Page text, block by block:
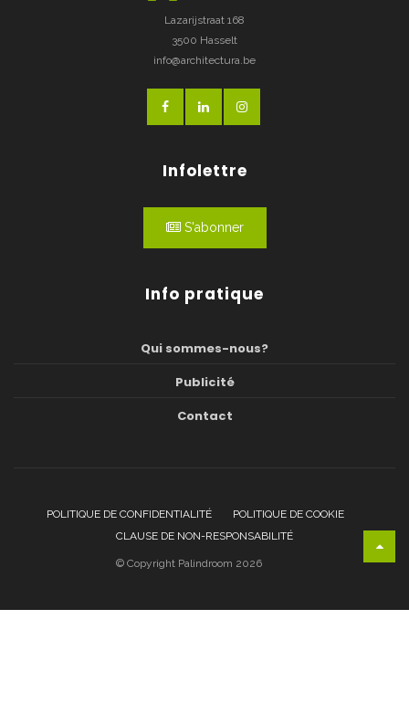
Lazarijstraat 168
3500 Hasselt
info@architectura.be
Infolettre
S'abonner
Info pratique
Qui sommes-nous?
Publicité
Contact
POLITIQUE DE CONFIDENTIALITÉ
POLITIQUE DE COOKIE
CLAUSE DE NON-RESPONSABILITÉ
© Copyright Palindroom 2026